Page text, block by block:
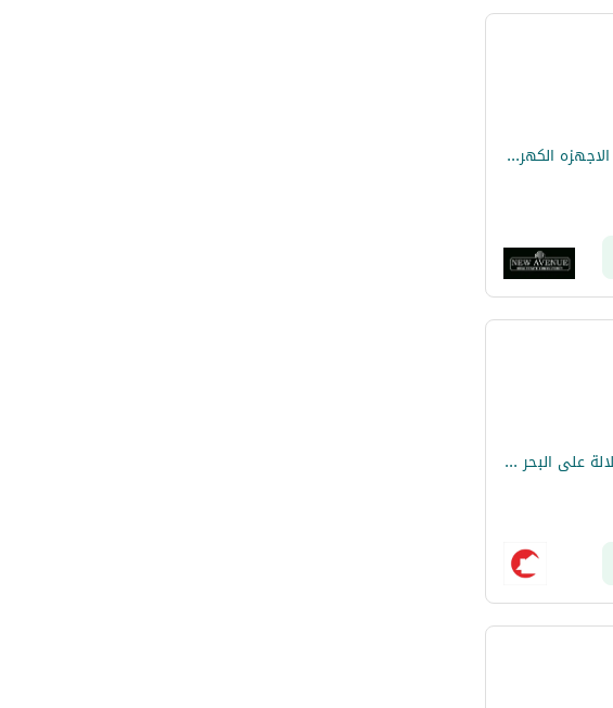
كابينه متشطبه و مفروشه فرش بالكامل بجميع الاجهزه الكهربائيه بحري بكمبوند the med people and places الساحل الشمالي
كابينة شاطئية للبيع استلام مبكر بأقل سعر بإطلالة على البحر واللاجون تشطيب كامل وبالتقسيط حتى 5 سنوات.